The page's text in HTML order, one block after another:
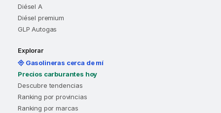
Diésel A
Diésel premium
GLP Autogas
Explorar
Gasolineras cerca de mí
Precios carburantes hoy
Descubre tendencias
Ranking por provincias
Ranking por marcas